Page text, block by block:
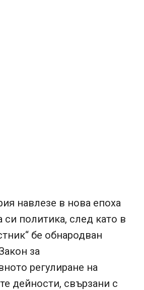
навлезе в нова епоха
си политика, след като в
бе обнародван
за
регулиране на
дейности, свързани с